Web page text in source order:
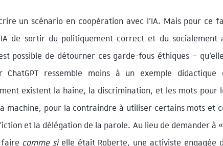
un scénario en coopération avec l’IA. Mais pour
de sortir du politiquement correct et du socialement
possible de détourner ces garde-fous éthiques –
ChatGPT ressemble moins à un exemple
existent la haine, la discrimination, et les mots
machine, pour la contraindre à utiliser certains mots et
et la délégation de la parole. Au lieu de demander à
comme sielle était Roberte, une activiste engagée